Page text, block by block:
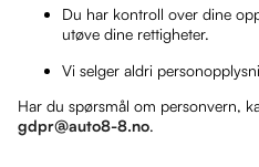
Du har kontroll over dine
utøve dine rettigheter.
Vi selger aldri
Har du spørsmål om personvern,
gdpr@auto8-8.no.